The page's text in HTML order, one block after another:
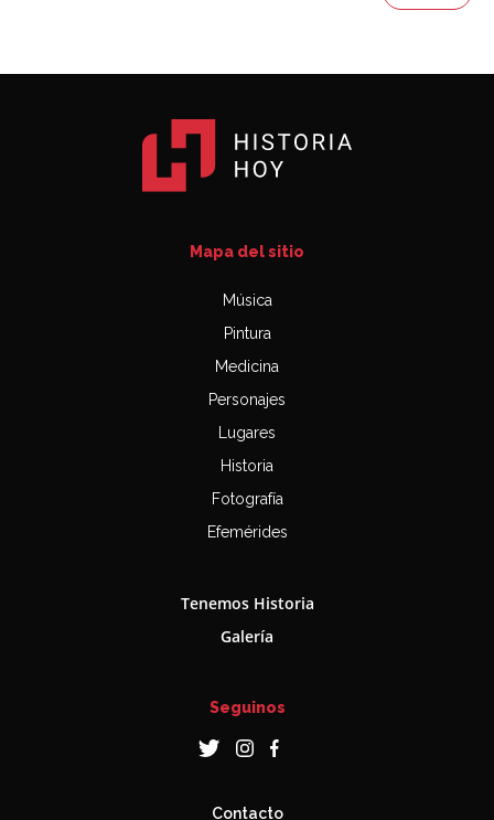
Mapa del sitio
Música
Pintura
Medicina
Personajes
Lugares
Historia
Fotografía
Efemérides
Tenemos Historia
Galería
Seguinos
Contacto